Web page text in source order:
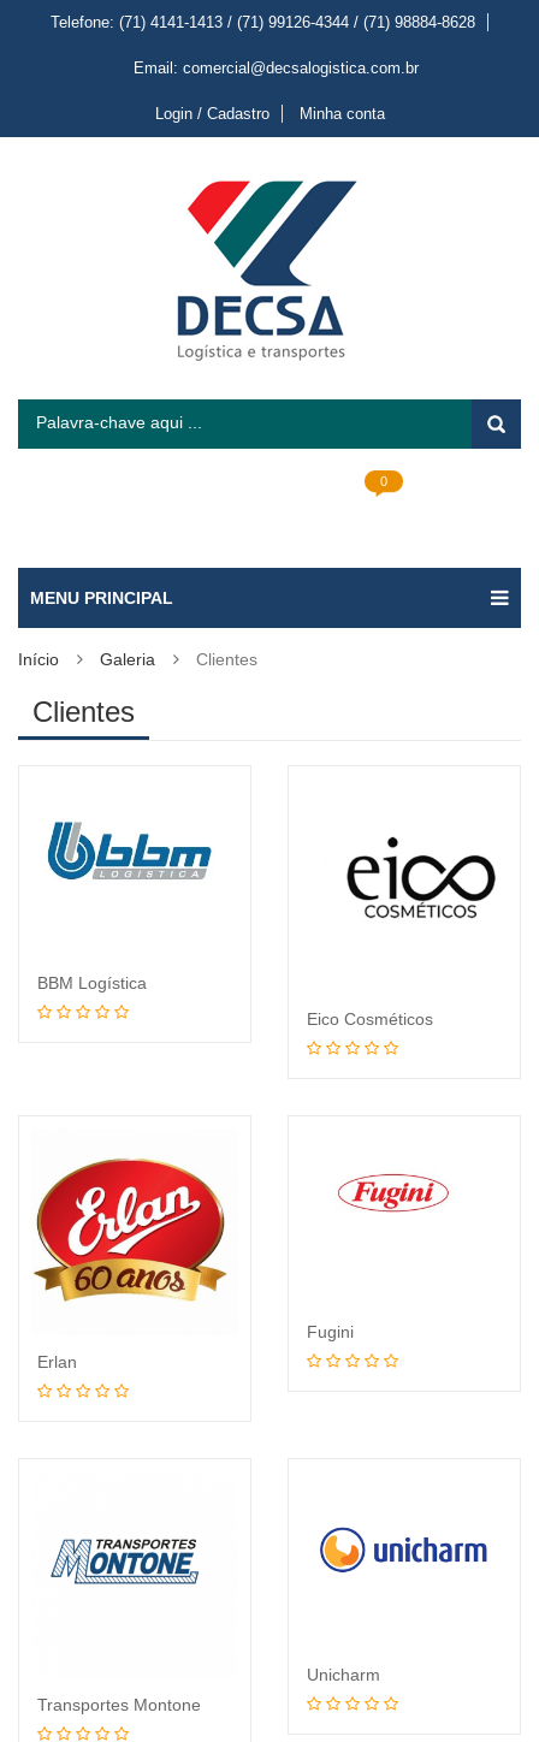
Telefone: (71) 4141-1413 / (71) 99126-4344 / (71) 98884-8628
Email: comercial@decsalogistica.com.br
Login / Cadastro Minha conta
0
MENU PRINCIPAL
Início Galeria Clientes
Clientes
BBM Logística
Eico Cosméticos
Erlan
Fugini
Transportes Montone
Unicharm